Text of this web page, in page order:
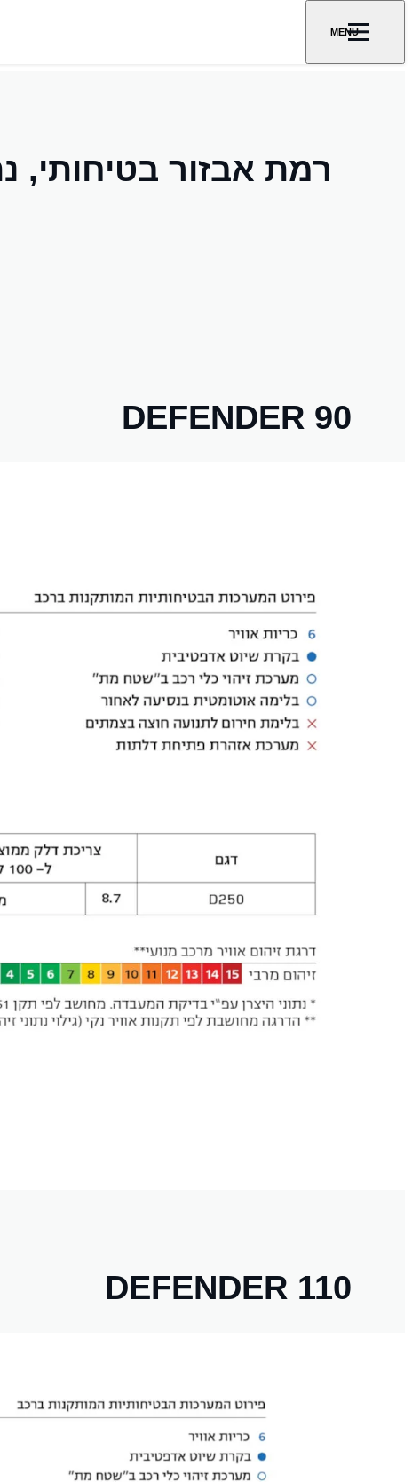
MENU
רמת אבזור בטיחותי,
DEFENDER 90
DEFENDER 110